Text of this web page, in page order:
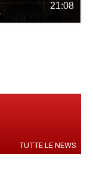
21:08
TUTTE LE NEWS